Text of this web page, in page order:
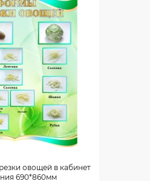
овощей в кабинет
690*860мм